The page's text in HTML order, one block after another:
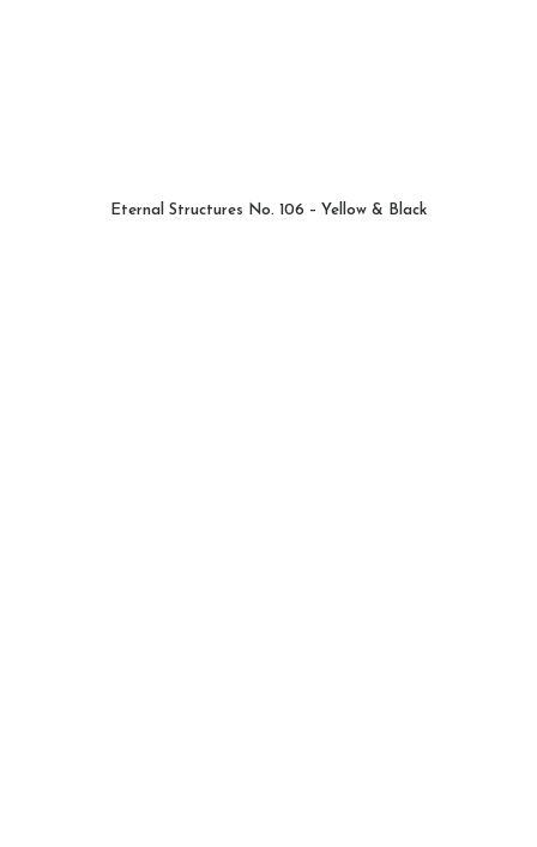
Eternal Structures No. 106 – Yellow & Black